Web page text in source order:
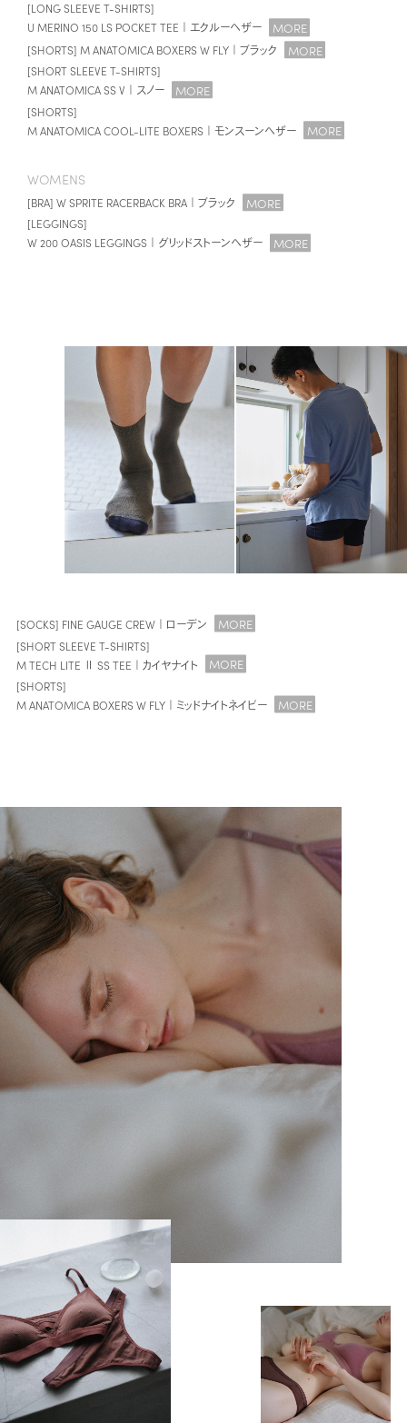
[LONG SLEEVE T-SHIRTS]
U MERINO 150 LS POCKET TEE｜エクルーヘザー
MORE
[SHORTS] M ANATOMICA BOXERS W FLY｜ブラック MORE
[SHORT SLEEVE T-SHIRTS]
M ANATOMICA SS V｜スノー
MORE
[SHORTS]
M ANATOMICA COOL-LITE BOXERS｜モンスーンヘザー
MORE
WOMENS
[BRA] W SPRITE RACERBACK BRA｜ブラック MORE
[LEGGINGS]
W 200 OASIS LEGGINGS｜グリッドストーンヘザー
MORE
[SOCKS] FINE GAUGE CREW｜ローデン MORE
[SHORT SLEEVE T-SHIRTS]
M TECH LITE Ⅱ SS TEE｜カイヤナイト
MORE
[SHORTS]
M ANATOMICA BOXERS W FLY｜ミッドナイトネイビー
MORE